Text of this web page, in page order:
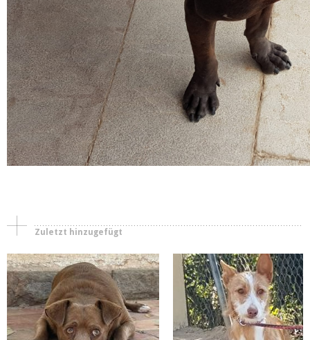
Zuletzt hinzugefügt
Hündinnen
Peggy
Körbchen gefunden
Campana